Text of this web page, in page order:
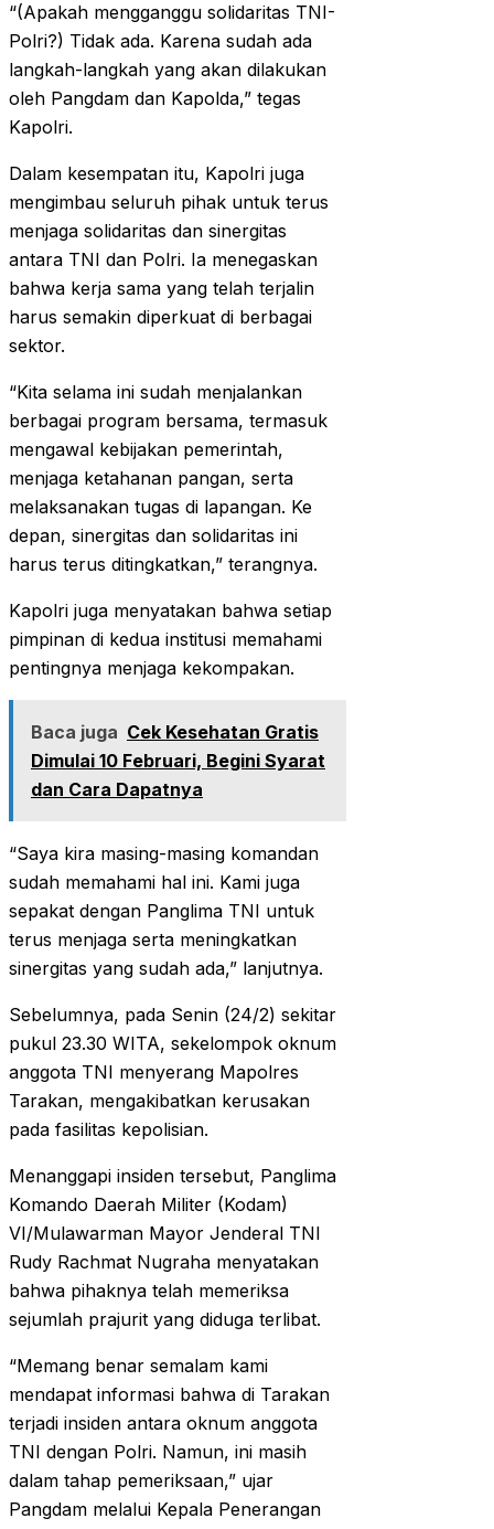
“(Apakah mengganggu solidaritas TNI-
Polri?) Tidak ada. Karena sudah ada
langkah-langkah yang akan dilakukan
oleh Pangdam dan Kapolda,” tegas
Kapolri.
Dalam kesempatan itu, Kapolri juga
mengimbau seluruh pihak untuk terus
menjaga solidaritas dan sinergitas
antara TNI dan Polri. Ia menegaskan
bahwa kerja sama yang telah terjalin
harus semakin diperkuat di berbagai
sektor.
“Kita selama ini sudah menjalankan
berbagai program bersama, termasuk
mengawal kebijakan pemerintah,
menjaga ketahanan pangan, serta
melaksanakan tugas di lapangan. Ke
depan, sinergitas dan solidaritas ini
harus terus ditingkatkan,” terangnya.
Kapolri juga menyatakan bahwa setiap
pimpinan di kedua institusi memahami
pentingnya menjaga kekompakan.
Baca juga Cek Kesehatan Gratis
Dimulai 10 Februari, Begini Syarat
dan Cara Dapatnya
“Saya kira masing-masing komandan
sudah memahami hal ini. Kami juga
sepakat dengan Panglima TNI untuk
terus menjaga serta meningkatkan
sinergitas yang sudah ada,” lanjutnya.
Sebelumnya, pada Senin (24/2) sekitar
pukul 23.30 WITA, sekelompok oknum
anggota TNI menyerang Mapolres
Tarakan, mengakibatkan kerusakan
pada fasilitas kepolisian.
Menanggapi insiden tersebut, Panglima
Komando Daerah Militer (Kodam)
VI/Mulawarman Mayor Jenderal TNI
Rudy Rachmat Nugraha menyatakan
bahwa pihaknya telah memeriksa
sejumlah prajurit yang diduga terlibat.
“Memang benar semalam kami
mendapat informasi bahwa di Tarakan
terjadi insiden antara oknum anggota
TNI dengan Polri. Namun, ini masih
dalam tahap pemeriksaan,” ujar
Pangdam melalui Kepala Penerangan